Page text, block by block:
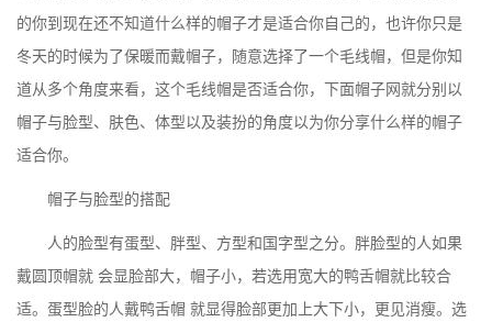
的你到现在还不知道什么样的帽子才是适合你自己的，也许你只是
冬天的时候为了保暖而戴帽子，随意选择了一个毛线帽，但是你知
道从多个角度来看，这个毛线帽是否适合你，下面帽子网就分别以
帽子与脸型、肤色、体型以及装扮的角度以为你分享什么样的帽子
适合你。
帽子与脸型的搭配
人的脸型有蛋型、胖型、方型和国字型之分。胖脸型的人如果
戴圆顶帽就 会显脸部大，帽子小，若选用宽大的鸭舌帽就比较合
适。蛋型脸的人戴鸭舌帽 就显得脸部更加上大下小，更见消瘦。选